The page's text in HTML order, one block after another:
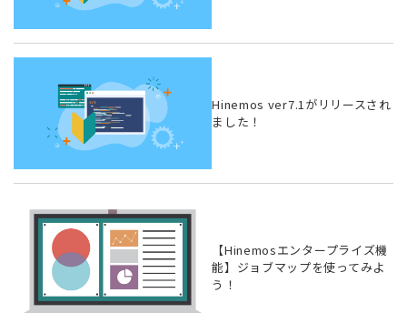
Hinemos ver7.1がリリースされ
ました！
【Hinemosエンタープライズ機
能】ジョブマップを使ってみよ
う！